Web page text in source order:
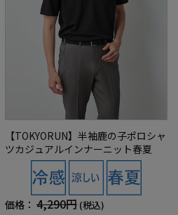
【TOKYORUN】半袖鹿の子ポロシャ
ツカジュアルインナーニット春夏
価格： 4,290円 (税込)